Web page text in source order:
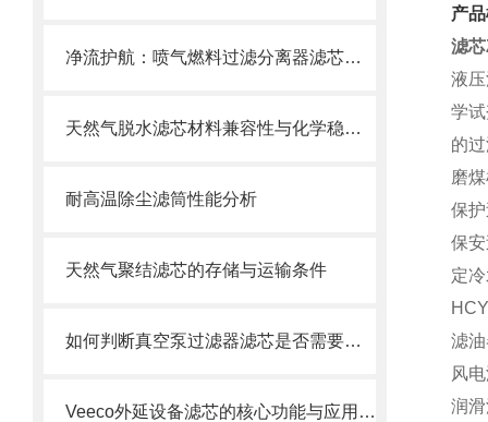
净流护航：喷气燃料过滤分离器滤芯的使用目的
天然气脱水滤芯材料兼容性与化学稳定性
耐高温除尘滤筒性能分析
天然气聚结滤芯的存储与运输条件
如何判断真空泵过滤器滤芯是否需要更换？
Veeco外延设备滤芯的核心功能与应用场景
产
滤
液
学
的
磨
保
保
定
滤
风
润